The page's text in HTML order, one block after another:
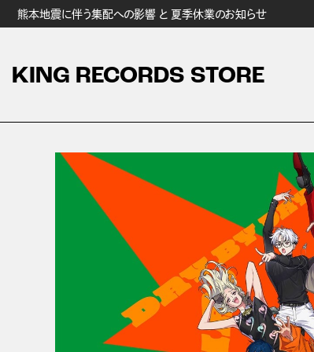
熊本地震に伴う集配への影響 と 夏季休業のお知らせ
KING RECORDS STORE